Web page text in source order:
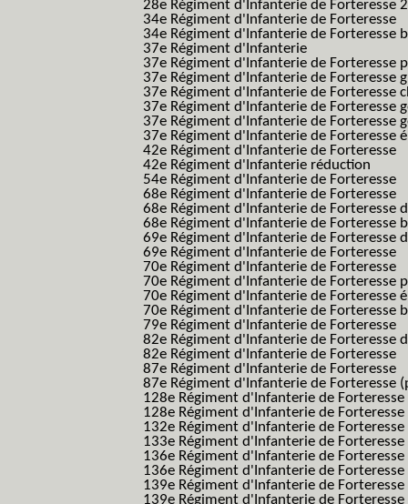
28e Régiment d'Infanterie de Forteresse
34e Régiment d'Infanterie de Forteresse
34e Régiment d'Infanterie de Forteresse
37e Régiment d'Infanterie
37e Régiment d'Infanterie de Forteresse
37e Régiment d'Infanterie de Forteresse
37e Régiment d'Infanterie de Forteresse
37e Régiment d'Infanterie de Forteresse
37e Régiment d'Infanterie de Forteresse
37e Régiment d'Infanterie de Forteresse
42e Régiment d'Infanterie de Forteresse
42e Régiment d'Infanterie réduction
54e Régiment d'Infanterie de Forteresse
68e Régiment d'Infanterie de Forteresse
68e Régiment d'Infanterie de Forteresse
68e Régiment d'Infanterie de Forteresse
69e Régiment d'Infanterie de Forteresse
69e Régiment d'Infanterie de Forteresse
70e Régiment d'Infanterie de Forteresse
70e Régiment d'Infanterie de Forteresse
70e Régiment d'Infanterie de Forteresse
70e Régiment d'Infanterie de Forteresse
79e Régiment d'Infanterie de Forteresse
82e Régiment d'Infanterie de Forteresse
82e Régiment d'Infanterie de Forteresse
87e Régiment d'Infanterie de Forteresse
87e Régiment d'Infanterie de Forteresse
128e Régiment d'Infanterie de Forteresse
128e Régiment d'Infanterie de
132e Régiment d'Infanterie de Forteresse
133e Régiment d'Infanterie de Forteresse
136e Régiment d'Infanterie de Forteresse
136e Régiment d'Infanterie de
139e Régiment d'Infanterie de
139e Régiment d'Infanterie de